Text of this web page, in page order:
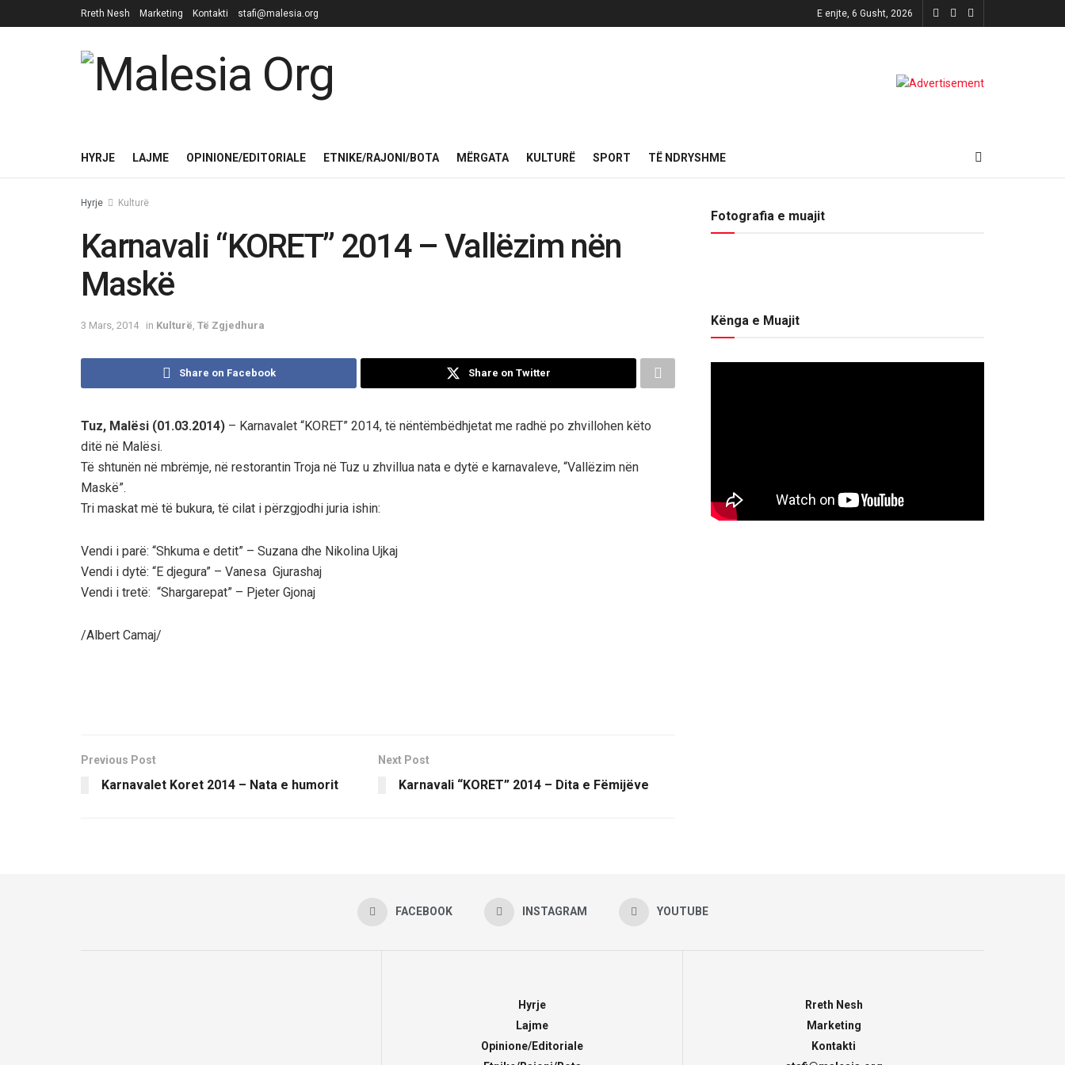
Rreth Nesh Marketing Kontakti stafi@malesia.org E enjte, 6 Gusht, 2026
HYRJE LAJME OPINIONE/EDITORIALE ETNIKE/RAJONI/BOTA MËRGATA KULTURË SPORT TË NDRYSHME
Hyrje Kulturë
Karnavali “KORET” 2014 – Vallëzim nën
Maskë
3 Mars, 2014 in Kulturë Të Zgjedhura
Share on Facebook Share on Twitter
Tuz, Malësi (01.03.2014) – Karnavalet “KORET” 2014, të nëntëmbëdhjetat me radhë po zhvillohen këto
ditë në Malësi.
Të shtunën në mbrëmje, në restorantin Troja në Tuz u zhvillua nata e dytë e karnavaleve, “Vallëzim nën
Maskë”.
Tri maskat më të bukura, të cilat i përzgjodhi juria ishin:
Vendi i parë: “Shkuma e detit” – Suzana dhe Nikolina Ujkaj
Vendi i dytë: “E djegura” – Vanesa Gjurashaj
Vendi i tretë: “Shargarepat” – Pjeter Gjonaj
/Albert Camaj/
Previous Post
Karnavalet Koret 2014 – Nata e humorit
Next Post
Karnavali “KORET” 2014 – Dita e Fëmijëve
Fotografia e muajit
Kënga e Muajit
FACEBOOK INSTAGRAM YOUTUBE
Hyrje
Lajme
Opinione/Editoriale
Rreth Nesh
Marketing
Kontakti